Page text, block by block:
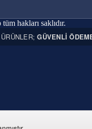
hakları saklıdır.
GÜVENLI